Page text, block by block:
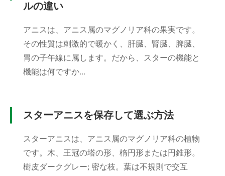
ルの違い
アニスは、アニス属のマグノリア科の果実です。
その性質は刺激的で暖かく、肝臓、腎臓、脾臓、
胃の子午線に属します。だから、スターの機能と
機能は何ですか...
スターアニスを保存して選ぶ方法
スターアニスは、アニス属のマグノリア科の植物
です。木、王冠の塔の形、楕円形または円錐形。
樹皮ダークグレー; 密な枝。葉は不規則で交互